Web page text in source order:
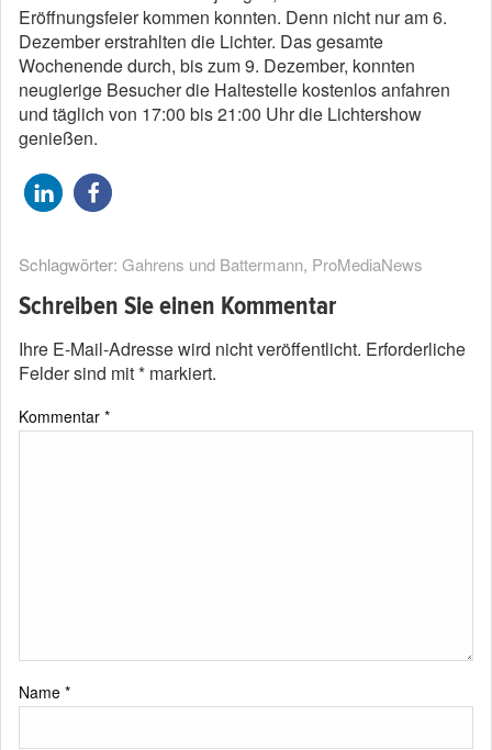
Eröffnungsfeier kommen konnten. Denn nicht nur am 6.
Dezember erstrahlten die Lichter. Das gesamte
Wochenende durch, bis zum 9. Dezember, konnten
neugierige Besucher die Haltestelle kostenlos anfahren
und täglich von 17:00 bis 21:00 Uhr die Lichtershow
genießen.
Schlagwörter: Gahrens und Battermann, ProMediaNews
Schreiben Sie einen Kommentar
Ihre E-Mail-Adresse wird nicht veröffentlicht. Erforderliche
Felder sind mit* markiert.
Kommentar *
Name *